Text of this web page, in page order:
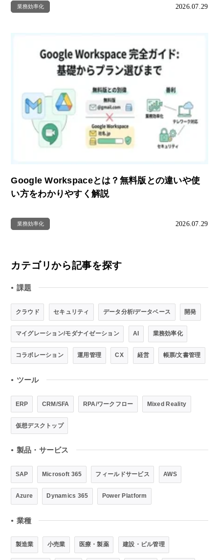
業務効率化 2026.07.29
Google Workspaceとは？無料版との違いや使
い方をわかりやすく解説
業務効率化 2026.07.29
カテゴリから記事を探す
● 課題
クラウド セキュリティ データ分析/データベース 開発
マイグレーション/モダナイゼーション AI 業務効率化
コラボレーション 運用管理 CX 経営 帳票/文書管理
● ツール
ERP CRM/SFA RPA/ワークフロー Mixed Reality
仮想デスクトップ
● 製品・サービス
SAP Microsoft 365 フィールドサービス AWS
Azure Dynamics 365 Power Platform
● 業種
製造業 小売業 医療・製薬 建設・ビル管理